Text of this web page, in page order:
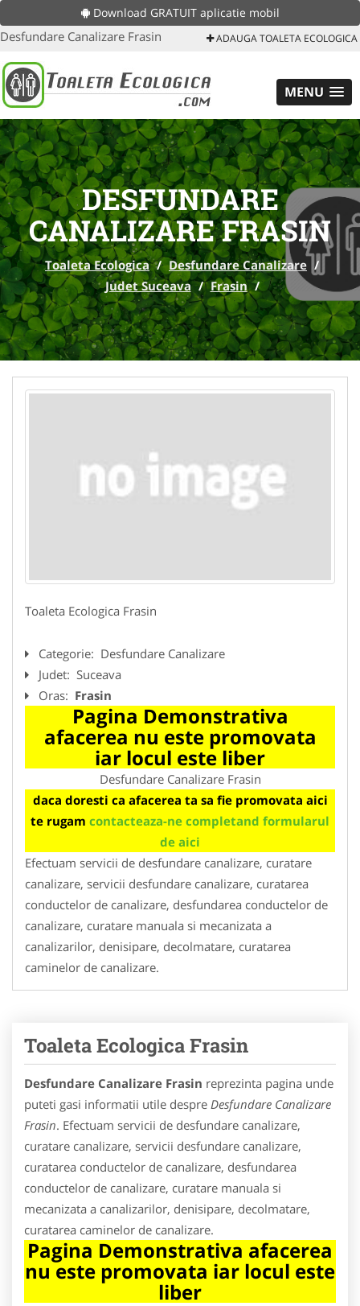
Download GRATUIT aplicatie mobil
Desfundare Canalizare Frasin ADAUGA TOALETA ECOLOGICA
MENU
DESFUNDARE
CANALIZARE FRASIN
Toaleta Ecologica / Desfundare Canalizare /
Judet Suceava / Frasin /
Toaleta Ecologica Frasin
Categorie: Desfundare Canalizare
Judet: Suceava
Oras: Frasin
Pagina Demonstrativa
afacerea nu este promovata
iar locul este liber
Desfundare Canalizare Frasin
daca doresti ca afacerea ta sa fie promovata aici
te rugam contacteaza-ne completand formularul
de aici
Efectuam servicii de desfundare canalizare, curatare
canalizare, servicii desfundare canalizare, curatarea
conductelor de canalizare, desfundarea conductelor de
canalizare, curatare manuala si mecanizata a
canalizarilor, denisipare, decolmatare, curatarea
caminelor de canalizare.
Toaleta Ecologica Frasin
Desfundare Canalizare Frasin reprezinta pagina unde
puteti gasi informatii utile despre Desfundare Canalizare
Frasin. Efectuam servicii de desfundare canalizare,
curatare canalizare, servicii desfundare canalizare,
curatarea conductelor de canalizare, desfundarea
conductelor de canalizare, curatare manuala si
mecanizata a canalizarilor, denisipare, decolmatare,
curatarea caminelor de canalizare.
Pagina Demonstrativa afacerea
nu este promovata iar locul este
liber